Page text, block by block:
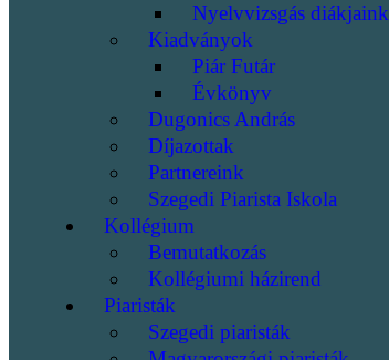
Nyelvvizsgás diákjaink
Kiadványok
Piár Futár
Évkönyv
Dugonics András
Díjazottak
Partnereink
Szegedi Piarista Iskola
Kollégium
Bemutatkozás
Kollégiumi házirend
Piaristák
Szegedi piaristák